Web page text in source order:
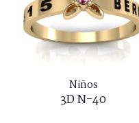
Niños
3D N-40